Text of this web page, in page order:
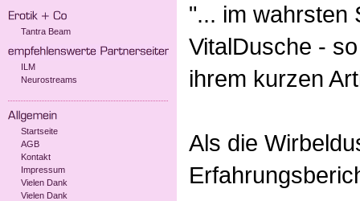
Tantra Beam
ILM
Neurostreams
Startseite
AGB
Kontakt
Impressum
Vielen Dank
Vielen Dank
"... im wahrsten
VitalDusche -
ihrem kurzen
Als die